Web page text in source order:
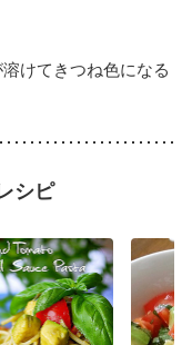
けてきつね色になる
シピ